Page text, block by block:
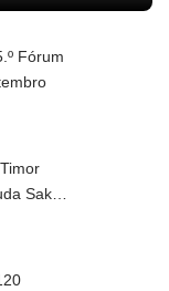
Fórum
Sakti